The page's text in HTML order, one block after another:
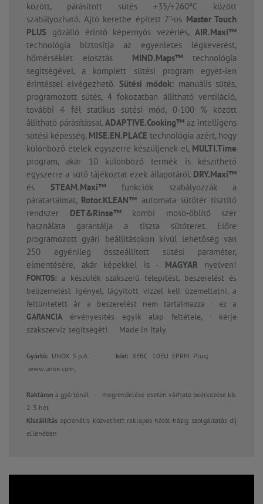
között, párásított sütés +35/+260ºC között
szabályozható. Ajtó keretbe épített 7”-os Master Touch
PLUS gőzálló érintő képernyős vezérlés, AIR.Maxi™
technológia biztosítja az egyenletes légkeverést,
hőmérséklet elosztás MIND.Maps™technológia
segítségével, a komplett sütési program egyet-len
érintéssel elvégezhető. Sütési módok: manuális sütés,
programozott sütés, 4 fokozatban állítható ventiláció,
további 4 fél statikus sütési mód, 0-100 % között
állítható párásítással. ADAPTIVE.Cooking™ az intelligens
sütési képesség, MISE.EN.PLACE technológia azért, hogy
különböző ételek egyszerre készüljenek el, MULTI.Time
program, akár 10 különböző termék is készíthető
egyszerre a sütő tájékoztat ezek állapotáról. DRY.Maxi™
és STEAM.Maxi™funkciók szabályozzák a
páratartalmat, Rotor.KLEAN™ automata sütőtér tisztító
rendszer DET&Rinse™kombi mosó-öblítő szer
használata garantálja a tiszta sütőteret. Előre
programozott gyári beállításokon kívül lehetőség van
250 egyénileg összeállított sütési paraméter,
elmentésére, akár képekkel is - MAGYAR nyelven!
FONTOS: a készülék szakszerű telepítést, beszerelést és
beüzemelést igényel, lágyított vízzel kell üzemeltetni, a
feltüntetett ár a beszerelést nem tartalmazza - ez a
GARANCIA érvényesítés egyik alap feltétele, - kérje
szakszerviz segítségét! Made in Italy
Gyártó: UNOX S.p.A. kód: XEBC 10EU EPRM Plus;
www.unox.com;
Raktáron a gyártónál -
megrendelése esetén várható beérkezése kb.
2-3 hét
Kiszállítás opcionális közvetített raklapos hától-házig szolgáltatás díj
ellenében